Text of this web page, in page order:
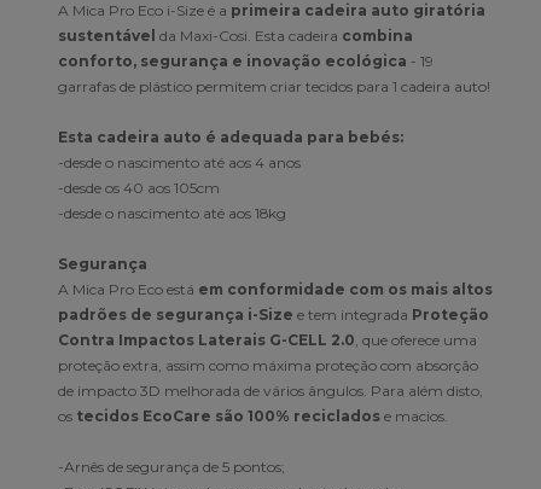
A Mica Pro Eco i-Size é a primeira cadeira auto giratória
sustentável da Maxi-Cosi. Esta cadeira combina
conforto, segurança e inovação ecológica - 19
garrafas de plástico permitem criar tecidos para 1 cadeira auto!
Esta cadeira auto é adequada para bebés:
-desde o nascimento até aos 4 anos
-desde os 40 aos 105cm
-desde o nascimento até aos 18kg
Segurança
A Mica Pro Eco está em conformidade com os mais altos
padrões de segurança i-Size e tem integrada Proteção
Contra Impactos Laterais G-CELL 2.0, que oferece uma
proteção extra, assim como máxima proteção com absorção
de impacto 3D melhorada de vários ângulos. Para além disto,
os tecidos EcoCare são 100% reciclados e macios.
-Arnês de segurança de 5 pontos;